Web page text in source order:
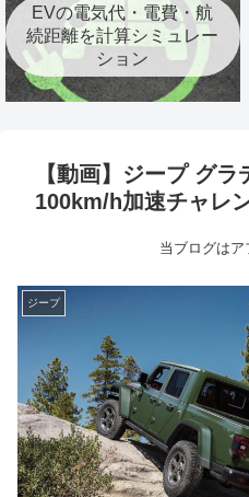
EVの電気代・電費・航
続距離を計算シミュレー
ション
【動画】ジープ グ
100km/h加速チャレ
当ブログは
ジープ